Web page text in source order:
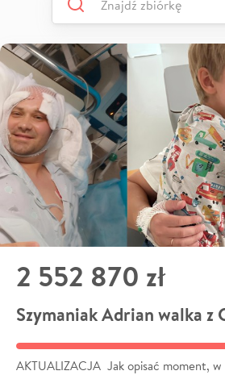
2 552 870 zł
Szymaniak Adrian walka z
AKTUALIZACJA Jak opisać moment,